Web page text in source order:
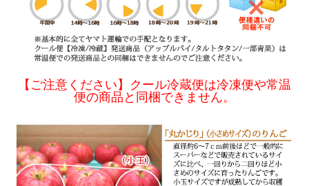
【ご注意ください】クール冷蔵便は冷凍便や常温
便の商品と同梱できません。